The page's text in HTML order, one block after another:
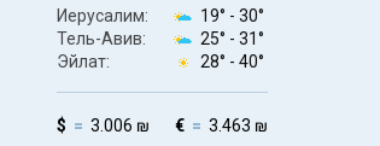
Иерусалим: 19° - 30°
Тель-Авив:
25° - 31°
Эйлат:
28° - 40°
$ 3.006 ₪ € 3.463 ₪